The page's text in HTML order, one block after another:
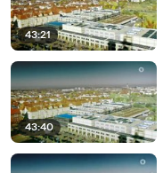
43:21
43:40